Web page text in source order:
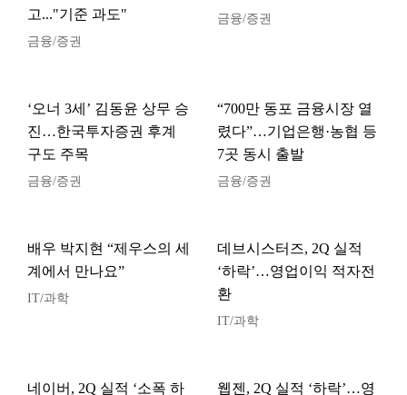
고..."기준 과도"
금융/증권
금융/증권
‘오너 3세’ 김동윤 상무 승
진…한국투자증권 후계
구도 주목
금융/증권
“700만 동포 금융시장 열
렸다”…기업은행·농협 등
7곳 동시 출발
금융/증권
배우 박지현 “제우스의 세
계에서 만나요”
IT/과학
데브시스터즈, 2Q 실적
‘하락’…영업이익 적자전
환
IT/과학
네이버, 2Q 실적 ‘소폭 하
웹젠, 2Q 실적 ‘하락’…영